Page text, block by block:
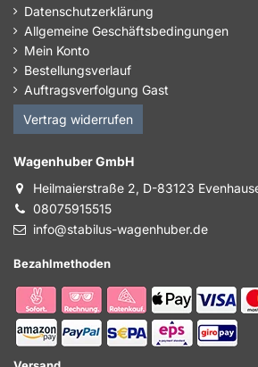
Datenschutzerklärung
Allgemeine Geschäftsbedingungen
Mein Konto
Bestellungsverlauf
Auftragsverfolgung Gast
Vertrag widerrufen
Wagenhuber GmbH
Heilmaierstraße 2, D-83123
08075915515
info@stabilus-wagenhuber.de
Bezahlmethoden